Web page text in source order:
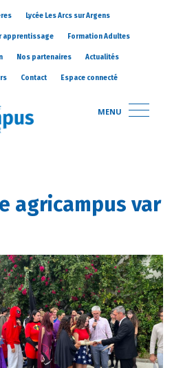
Lycée Les Arcs sur Argens
apprentissage Formation Adultes
Nos partenaires Actualités
Contact Espace connecté
MENU
agricampus var